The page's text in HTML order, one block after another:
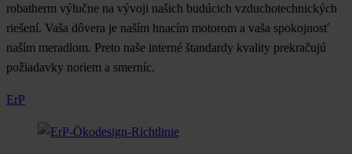
robatherm výlučne na vývoji našich budúcich vzduchotechnických
riešení. Vaša dôvera je naším hnacím motorom a vaša spokojnosť
naším meradlom. Preto naše interné štandardy kvality prekračujú
požiadavky noriem a smerníc.
ErP